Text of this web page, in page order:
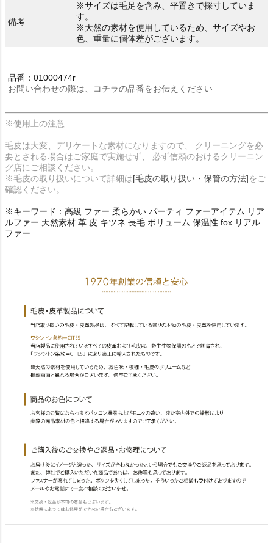
備考
※サイズは毛足を含み、平置きで採寸していま
す。
※天然の素材を使用しているため、サイズやお
色、重量に個体差がございます。
品番：01000474r
お問い合わせの際は、コチラの品番をお伝えください
※使用上の注意
毛皮は大変、デリケートな素材になりますので、 クリーニングを必
要とされる場合はご家庭で実施せず、 必ず信頼のおけるクリーニン
グ店にご相談ください。
※毛皮の取り扱いについて詳細は[毛皮の取り扱い・保管の方法]をご
確認ください。
※キーワード：高級 ファー 柔らかい パーティ ファーアイテム リア
ルファー 天然素材 革 皮 キツネ 長毛 ボリューム 保温性 fox リアル
ファー